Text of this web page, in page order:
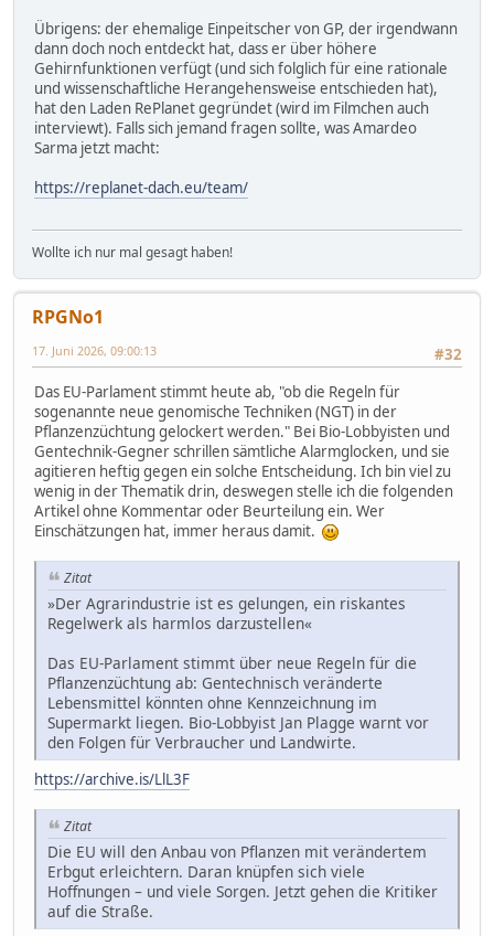
Übrigens: der ehemalige Einpeitscher von GP, der irgendwann
dann doch noch entdeckt hat, dass er über höhere
Gehirnfunktionen verfügt (und sich folglich für eine rationale
und wissenschaftliche Herangehensweise entschieden hat),
hat den Laden RePlanet gegründet (wird im Filmchen auch
interviewt). Falls sich jemand fragen sollte, was Amardeo
Sarma jetzt macht:
https://replanet-dach.eu/team/
Wollte ich nur mal gesagt haben!
RPGNo1
#32
17. Juni 2026, 09:00:13
Das EU-Parlament stimmt heute ab, "ob die Regeln für
sogenannte neue genomische Techniken (NGT) in der
Pflanzenzüchtung gelockert werden." Bei Bio-Lobbyisten und
Gentechnik-Gegner schrillen sämtliche Alarmglocken, und sie
agitieren heftig gegen ein solche Entscheidung. Ich bin viel zu
wenig in der Thematik drin, deswegen stelle ich die folgenden
Artikel ohne Kommentar oder Beurteilung ein. Wer
Einschätzungen hat, immer heraus damit.
Zitat
»Der Agrarindustrie ist es gelungen, ein riskantes
Regelwerk als harmlos darzustellen«
Das EU-Parlament stimmt über neue Regeln für die
Pflanzenzüchtung ab: Gentechnisch veränderte
Lebensmittel könnten ohne Kennzeichnung im
Supermarkt liegen. Bio-Lobbyist Jan Plagge warnt vor
den Folgen für Verbraucher und Landwirte.
https://archive.is/LlL3F
Zitat
Die EU will den Anbau von Pflanzen mit verändertem
Erbgut erleichtern. Daran knüpfen sich viele
Hoffnungen – und viele Sorgen. Jetzt gehen die Kritiker
auf die Straße.